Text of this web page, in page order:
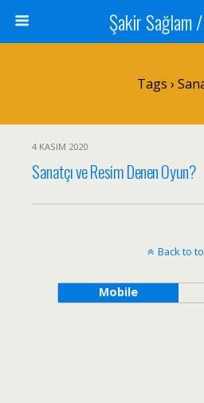
Şakir Sağlam
Tags ›
4 KASIM 2020
Sanatçı ve Resim Denen Oyun?
Back to
Mobile